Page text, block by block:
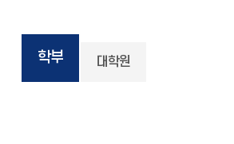
학부 대학원